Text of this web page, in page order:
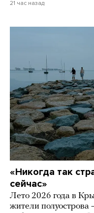
21 час назад
«Никогда так
сейчас»
Лето 2026 года в
жители полуострова